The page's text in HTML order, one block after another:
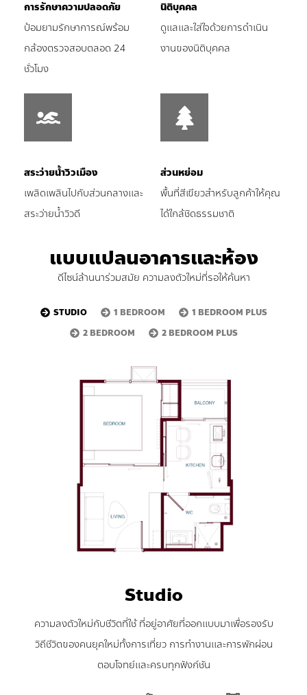
การรักษาความปลอดภัย
ป้อมยามรักษาการณ์พร้อม
กล้องตรวจสอบตลอด 24
ชั่วโมง
นิติบุคคล
ดูแลและใส่ใจด้วยการดำเนิน
งานของนิติบุคคล
สระว่ายน้ำวิวเมือง
เพลิดเพลินไปกับส่วนกลางและ
สระว่ายน้ำวิวดี
ส่วนหย่อม
พื้นที่สีเขียวสำหรับลูกค้าให้คุณ
ได้ใกล้ชิดธรรมชาติ
แบบแปลนอาคารและห้อง
ดีไซน์ล้านนาร่วมสมัย ความลงตัวใหม่ที่รอให้ค้นหา
STUDIO 1 BEDROOM
1 BEDROOM PLUS
2 BEDROOM
2 BEDROOM PLUS
Studio
ความลงตัวใหม่กับชีวิตที่ใช้ ที่อยู่อาศัยที่ออกแบบมาเพื่อรองรับ
วิถีชีวิตของคนยุคใหม่ทั้งการเที่ยว การทำงานและการพักผ่อน
ตอบโจทย์และครบทุกฟังก์ชัน